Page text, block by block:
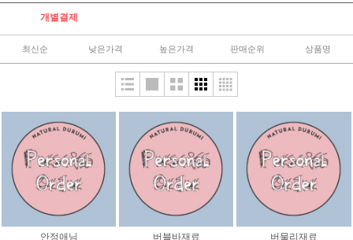
개별결제
최신순 낮은가격 높은가격 판매순위 상품명
안정애님
버블바재료
버물리재료